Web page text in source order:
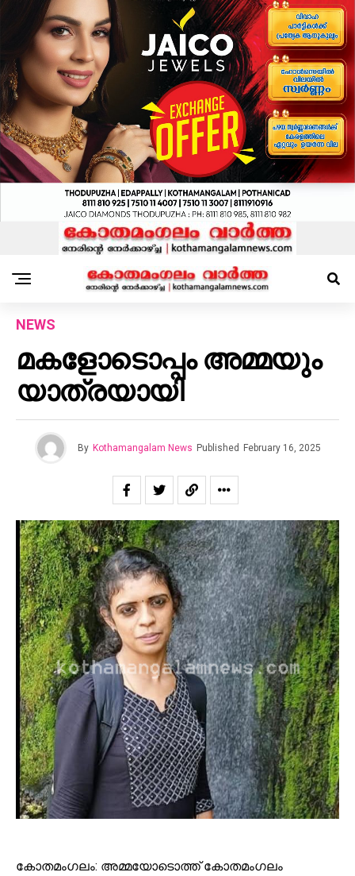
NEWS
മകളോടൊപ്പം അമ്മയും
യാത്രയായി
By Kothamangalam News Published February 16, 2025
കോതമംഗലം: അമ്മയോടൊത്ത് കോതമംഗലം